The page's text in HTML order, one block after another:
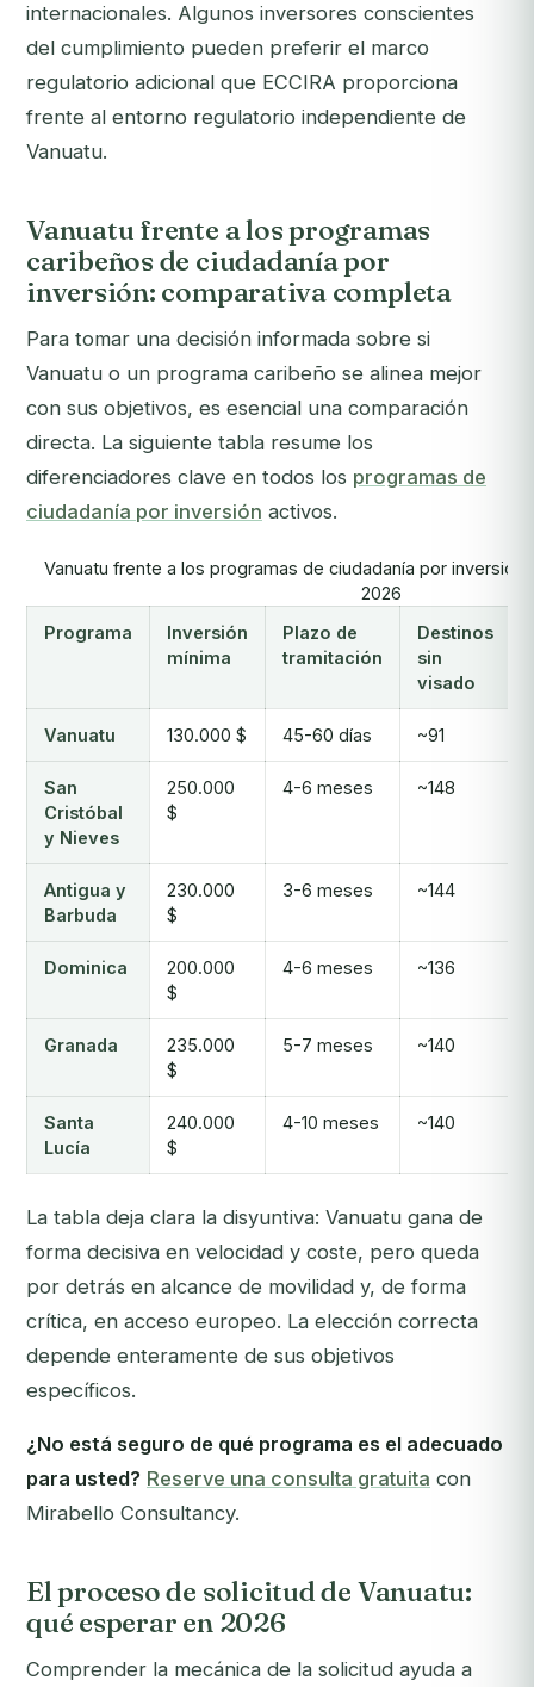
internacionales. Algunos inversores conscientes
del cumplimiento pueden preferir el marco
regulatorio adicional que ECCIRA proporciona
frente al entorno regulatorio independiente de
Vanuatu.
Vanuatu frente a los programas
caribeños de ciudadanía por
inversión: comparativa completa
Para tomar una decisión informada sobre si
Vanuatu o un programa caribeño se alinea mejor
con sus objetivos, es esencial una comparación
directa. La siguiente tabla resume los
diferenciadores clave en todos los programas de
ciudadanía por inversión activos.
Vanuatu frente a los programas de ciudadanía por inversión
2026
Programa
Inversión
mínima
Plazo de
tramitación
Destinos
sin
visado
Vanuatu 130.000 $ 45-60 días ~91
San
Cristóbal
y Nieves
250.000
$
4-6 meses ~148
Antigua y
Barbuda
230.000
$
3-6 meses ~144
Dominica
200.000
$
4-6 meses ~136
Granada
235.000
$
5-7 meses ~140
Santa
Lucía
240.000
$
4-10 meses ~140
La tabla deja clara la disyuntiva: Vanuatu gana de
forma decisiva en velocidad y coste, pero queda
por detrás en alcance de movilidad y, de forma
crítica, en acceso europeo. La elección correcta
depende enteramente de sus objetivos
específicos.
¿No está seguro de qué programa es el adecuado
para usted? Reserve una consulta gratuita con
Mirabello Consultancy.
El proceso de solicitud de Vanuatu:
qué esperar en 2026
Comprender la mecánica de la solicitud ayuda a